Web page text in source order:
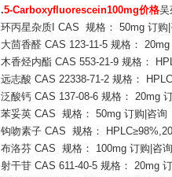
.5-Carboxyfluorescein100mg价格吴
环丙星杂质I CAS 规格： 50mg 订购|
大茴香醛 CAS 123-11-5 规格：
木香烃内酯 CAS 553-21-9 规格：
远志酸 CAS 22338-71-2 规格：
泛酸钙 CAS 137-08-6 规格： 20mg
苯妥英 CAS 规格： 50mg 订购|咨询
钩吻素子 CAS 规格：
布洛芬 CAS 规格： 100mg 订购|咨询
射干苷 CAS 611-40-5 规格： 20mg